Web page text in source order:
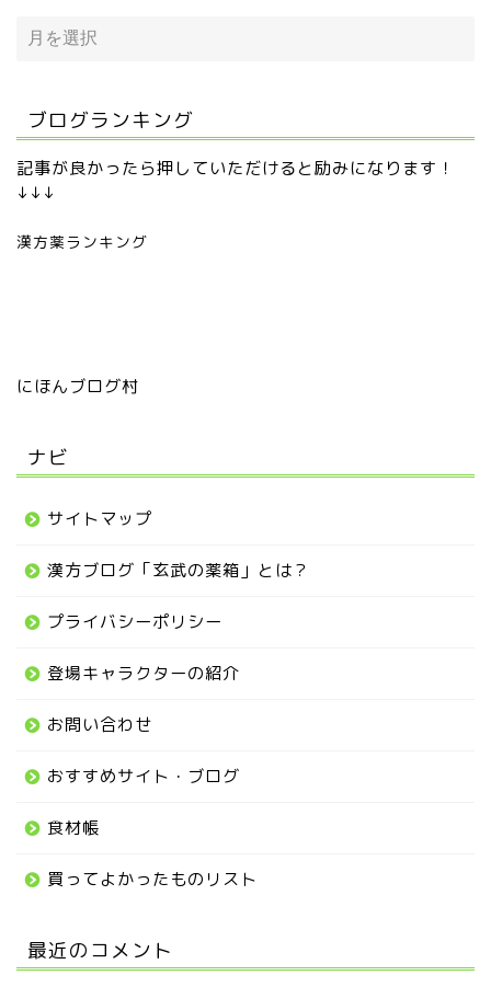
ブログランキング
記事が良かったら押していただけると励みになります！
↓↓↓
漢方薬ランキング
にほんブログ村
ナビ
サイトマップ
漢方ブログ「玄武の薬箱」とは？
プライバシーポリシー
登場キャラクターの紹介
お問い合わせ
おすすめサイト・ブログ
食材帳
買ってよかったものリスト
最近のコメント